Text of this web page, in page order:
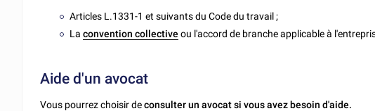
Articles L.1331-1 et suivants du Code du travail ;
Laconvention collective ou l'accord de branche applicable à
Aide d'un avocat
Vous pourrez choisir deconsulter un avocat si vous avez besoin d'aide.